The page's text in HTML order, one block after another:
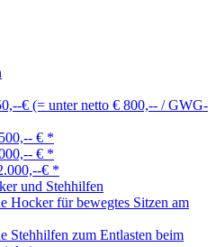
€ (= unter netto € 800,-- / GWG-
€ *
€ *
€ *
und Stehhilfen
Hocker für bewegtes Sitzen am
Stehhilfen zum Entlasten beim